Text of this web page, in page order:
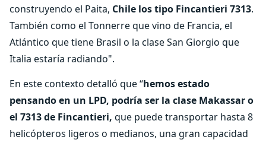
construyendo el Paita, Chile los tipo Fincantieri 7313.
También como el Tonnerre que vino de Francia, el
Atlántico que tiene Brasil o la clase San Giorgio que
Italia estaría radiando".
En este contexto detalló que“hemos estado
pensando en un LPD, podría ser la clase Makassar o
el 7313 de Fincantieri, que puede transportar hasta 8
helicópteros ligeros o medianos, una gran capacidad